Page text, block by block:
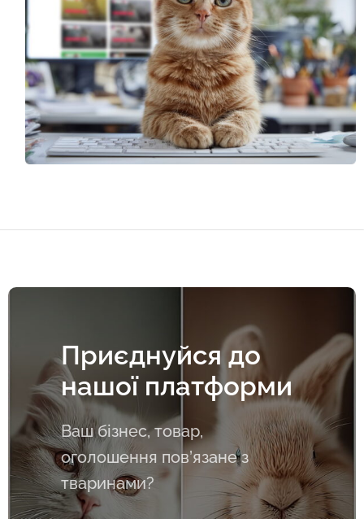
Приєднуйся до
нашої платформи
Ваш бізнес, товар,
оголошення пов’язане з
тваринами?